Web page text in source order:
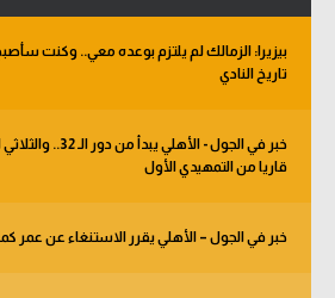
بيزيرا: الزمالك لم يلتزم بوعده معي.. وكنت
تاريخ النادي
خبر في الجول - الأهلي
قاريا من التمهيدي الأول
خبر في الجول – الأهلي يقرر الاستنغاء عن عمر